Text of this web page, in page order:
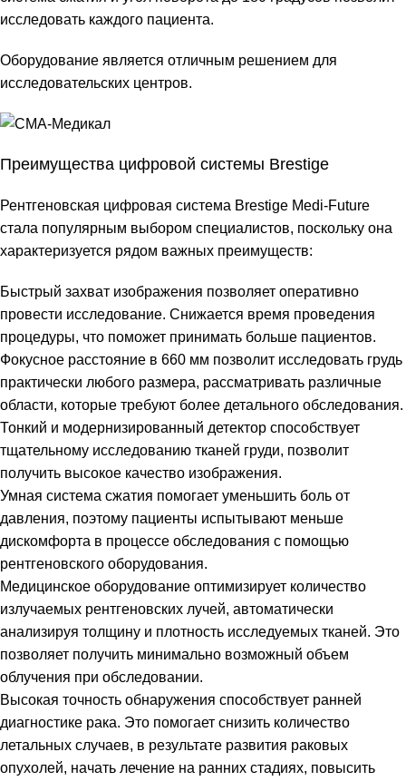
исследовать каждого пациента.
Оборудование является отличным решением для
исследовательских центров.
Преимущества цифровой системы Brestige
Рентгеновская цифровая система Brestige Medi-Future
стала популярным выбором специалистов, поскольку она
характеризуется рядом важных преимуществ:
Быстрый захват изображения позволяет оперативно
провести исследование. Снижается время проведения
процедуры, что поможет принимать больше пациентов.
Фокусное расстояние в 660 мм позволит исследовать грудь
практически любого размера, рассматривать различные
области, которые требуют более детального обследования.
Тонкий и модернизированный детектор способствует
тщательному исследованию тканей груди, позволит
получить высокое качество изображения.
Умная система сжатия помогает уменьшить боль от
давления, поэтому пациенты испытывают меньше
дискомфорта в процессе обследования с помощью
рентгеновского оборудования.
Медицинское оборудование оптимизирует количество
излучаемых рентгеновских лучей, автоматически
анализируя толщину и плотность исследуемых тканей. Это
позволяет получить минимально возможный объем
облучения при обследовании.
Высокая точность обнаружения способствует ранней
диагностике рака. Это помогает снизить количество
летальных случаев, в результате развития раковых
опухолей, начать лечение на ранних стадиях, повысить